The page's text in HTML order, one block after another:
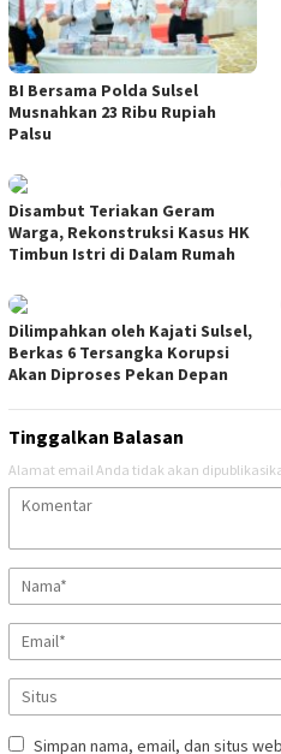
BI Bersama Polda Sulsel
Musnahkan 23 Ribu Rupiah
Palsu
Disambut Teriakan Geram
Warga, Rekonstruksi Kasus HK
Timbun Istri di Dalam Rumah
Dilimpahkan oleh Kajati Sulsel,
Berkas 6 Tersangka Korupsi
Akan Diproses Pekan Depan
Tinggalkan Balasan
Alamat email Anda tidak akan
Simpan nama, email, dan situs